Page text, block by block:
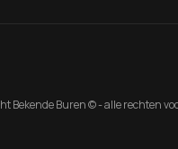
Bekende Buren © - alle rechten